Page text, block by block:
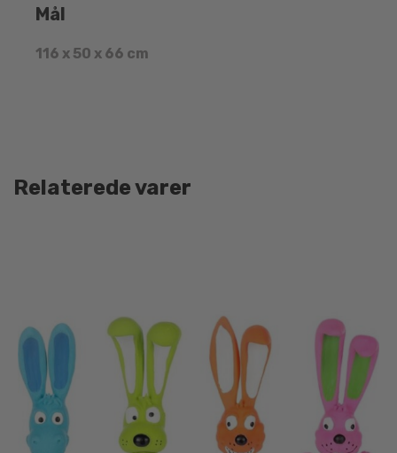
Mål
116 x 50 x 66 cm
Relaterede varer